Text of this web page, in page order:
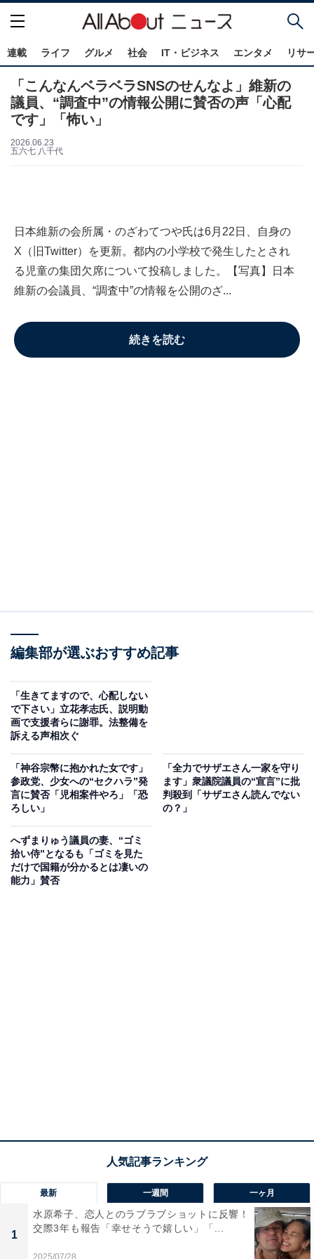
連載 ライフ グルメ 社会 IT・ビジネス エンタメ リサ
「こんなんベラベラSNSのせんなよ」維新の
議員、“調査中”の情報公開に賛否の声「心配
です」「怖い」
2026.06.23
五六七 八千代
日本維新の会所属・のざわてつや氏は6月22日、自身の
X（旧Twitter）を更新。都内の小学校で発生したとされ
る児童の集団欠席について投稿しました。【写真】日本
維新の会議員、“調査中”の情報を公開のざ...
続きを読む
編集部が選ぶおすすめ記事
「生きてますので、心配しない
で下さい」立花孝志氏、説明動
画で支援者らに謝罪。法整備を
訴える声相次ぐ
「神谷宗幣に抱かれた女です」
参政党、少女への“セクハラ”発
言に賛否「児相案件やろ」「恐
ろしい」
「全力でサザエさん一家を守り
ます」衆議院議員の“宣言”に批
判殺到「サザエさん読んでない
の？」
へずまりゅう議員の妻、“ゴミ
拾い侍”となるも「ゴミを見た
だけで国籍が分かるとは凄いの
能力」賛否
最新 一週間 一ヶ月
1
水原希子、恋人とのラブラブショットに反響！
交際3年も報告「幸せそうで嬉しい」「...